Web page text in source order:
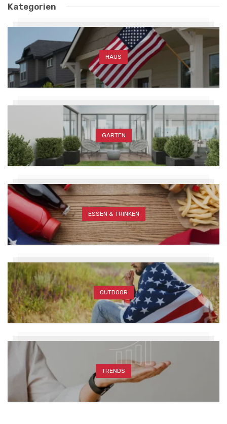
Kategorien
HAUS
GARTEN
ESSEN & TRINKEN
OUTDOOR
TRENDS